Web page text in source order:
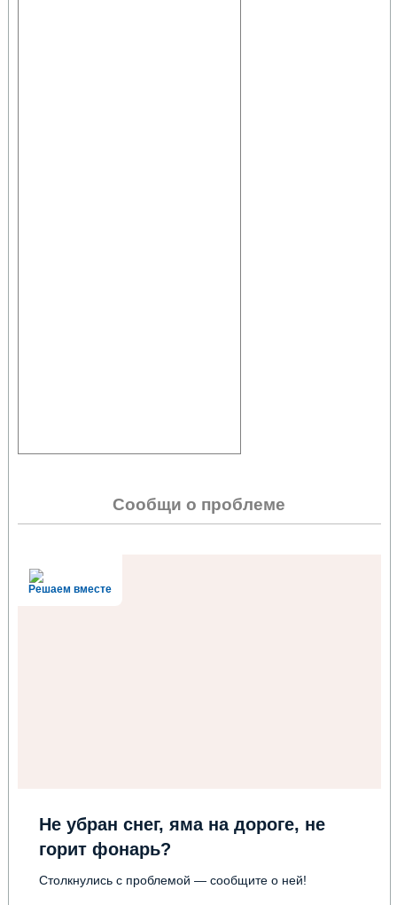
Сообщи о проблеме
Решаем вместе
Не убран снег, яма на дороге, не
горит фонарь?
Столкнулись с проблемой — сообщите о ней!